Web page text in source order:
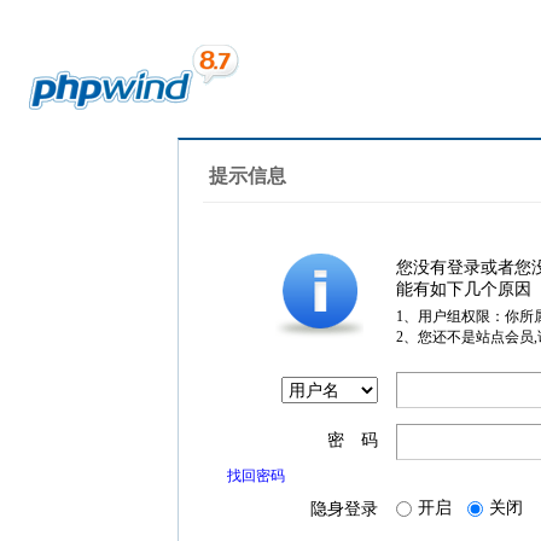
提示信息
您没有登录或者您
能有如下几个原因
1、用户组权限：你所
2、您还不是站点会员
密 码
找回密码
隐身登录 开启 关闭